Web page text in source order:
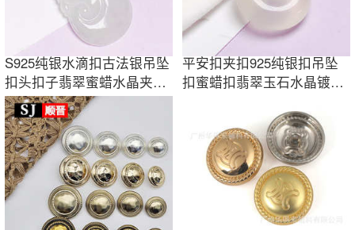
S925纯银水滴扣古法银吊坠
扣头扣子翡翠蜜蜡水晶夹扣
项链卡扣包邮
平安扣夹扣925纯银扣吊坠
扣蜜蜡扣翡翠玉石水晶镀